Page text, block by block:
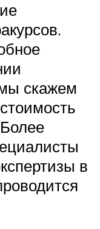
скажем
в